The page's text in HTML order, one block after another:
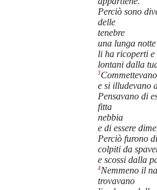
Perciò sono
delle
tenebre
una lunga
li ha ricoperti e
lontani dalla
3
e si illudevano
Pensavano di
fitta
nebbia
e di essere
Perciò furono
colpiti da
e scossi dalla
4Nemmeno il
trovavano